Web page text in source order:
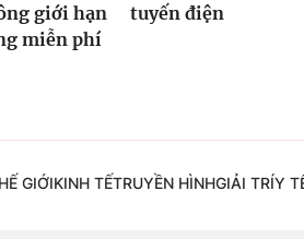
giới hạn
miễn phí
tuyến điện
GIỚIKINH TẾTRUYỀN HÌNHGIẢI TRÍY